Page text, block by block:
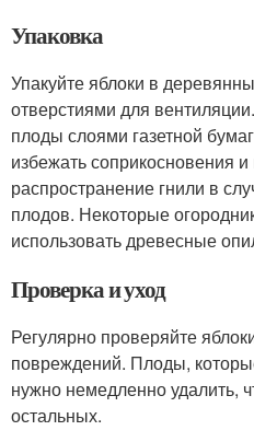
Упаковка
Упакуйте яблоки в
отверстиями для
плоды слоями газетной
избежать соприкосновения и
распространение гнили в
плодов. Некоторые
использовать древесные
Проверка и уход
Регулярно проверяйте
повреждений. Плоды,
нужно немедленно удалить,
остальных.